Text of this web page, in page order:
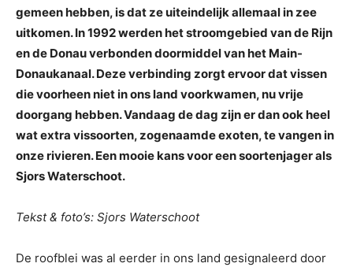
gemeen hebben, is dat ze uiteindelijk allemaal in zee
uitkomen. In 1992 werden het stroomgebied van de Rijn
en de Donau verbonden doormiddel van het Main-
Donaukanaal. Deze verbinding zorgt ervoor dat vissen
die voorheen niet in ons land voorkwamen, nu vrije
doorgang hebben. Vandaag de dag zijn er dan ook heel
wat extra vissoorten, zogenaamde exoten, te vangen in
onze rivieren. Een mooie kans voor een soortenjager als
Sjors Waterschoot.
Tekst & foto’s: Sjors Waterschoot
De roofblei was al eerder in ons land gesignaleerd door